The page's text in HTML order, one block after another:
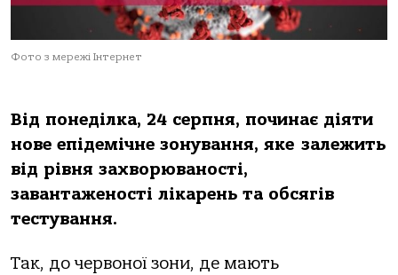
Фото з мережі Інтернет
Від понеділка, 24 серпня, починає діяти
нове епідемічне зонування, яке залежить
від рівня захворюваності,
завантаженості лікарень та обсягів
тестування.
Так, до червоної зони, де мають